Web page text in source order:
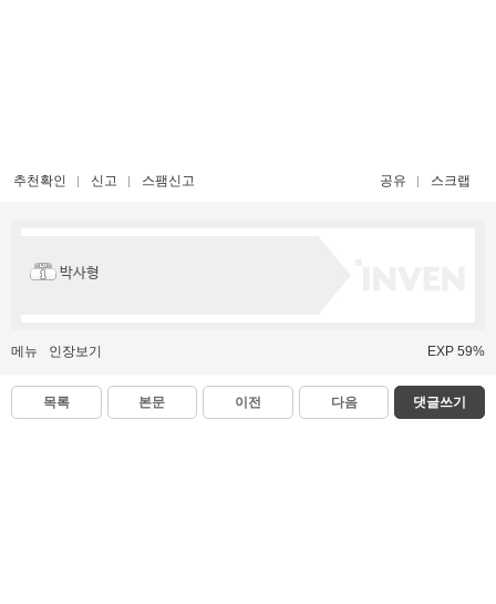
추천확인 신고 스팸신고 공유 스크랩
박사형
메뉴 인장보기 EXP 59%
목록 본문 이전 다음 댓글쓰기